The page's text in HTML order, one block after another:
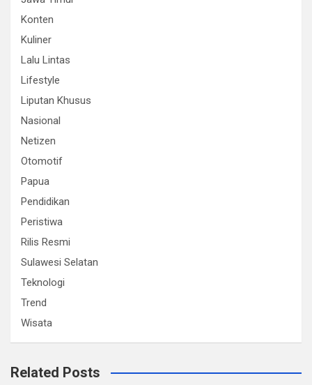
Konten
Kuliner
Lalu Lintas
Lifestyle
Liputan Khusus
Nasional
Netizen
Otomotif
Papua
Pendidikan
Peristiwa
Rilis Resmi
Sulawesi Selatan
Teknologi
Trend
Wisata
Related Posts